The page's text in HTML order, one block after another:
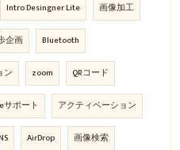
Intro Desingner Lite 画像加工
企画 Bluetooth
ン zoom QRコード
サポート アクティベーション
AirDrop 画像検索